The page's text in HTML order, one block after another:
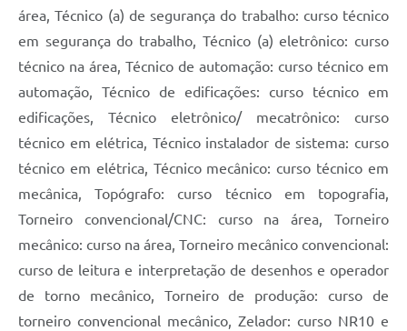
área, Técnico (a) de segurança do trabalho: curso técnico
em segurança do trabalho, Técnico (a) eletrônico: curso
técnico na área, Técnico de automação: curso técnico em
automação, Técnico de edificações: curso técnico em
edificações, Técnico eletrônico/ mecatrônico: curso
técnico em elétrica, Técnico instalador de sistema: curso
técnico em elétrica, Técnico mecânico: curso técnico em
mecânica, Topógrafo: curso técnico em topografia,
Torneiro convencional/CNC: curso na área, Torneiro
mecânico: curso na área, Torneiro mecânico convencional:
curso de leitura e interpretação de desenhos e operador
de torno mecânico, Torneiro de produção: curso de
torneiro convencional mecânico, Zelador: curso NR10 e